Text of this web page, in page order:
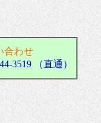
合わせ
3519 （直通）